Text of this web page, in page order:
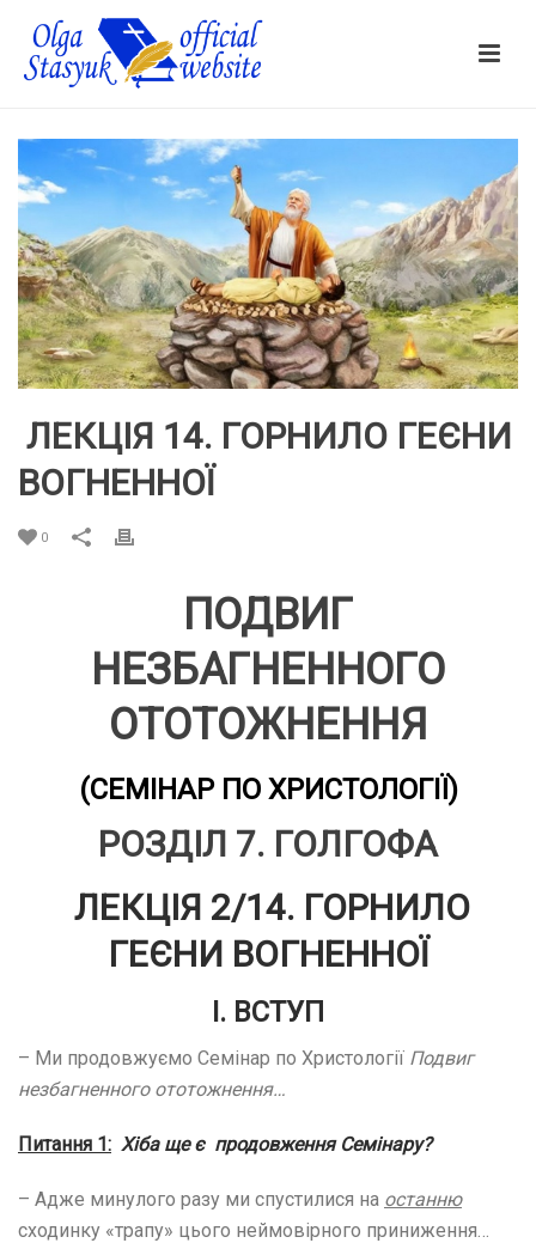
ЛЕКЦІЯ 14. ГОРНИЛО ГЕЄНИ
ВОГНЕННОЇ
0
ПОДВИГ
НЕЗБАГНЕННОГО
ОТОТОЖНЕННЯ
(СЕМІНАР ПО ХРИСТОЛОГІЇ)
РОЗДІЛ 7. ГОЛГОФА
ЛЕКЦІЯ 2/14. ГОРНИЛО
ГЕЄНИ ВОГНЕННОЇ
І. ВСТУП
– Ми продовжуємо Семінар по Христології Подвиг
незбагненного ототожнення…
Питання 1: Хіба ще є продовження Семінару?
– Адже минулого разу ми спустилися на останню
сходинку «трапу» цього неймовірного приниження…